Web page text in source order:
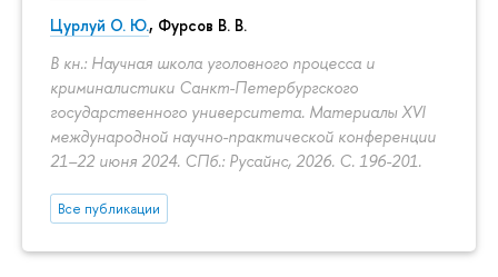
Цурлуй О. Ю., Фурсов В. В.
В кн.: Научная школа уголовного процесса и
криминалистики Санкт-Петербургского
государственного университета. Материалы XVI
международной научно-практической конференции
21–22 июня 2024. СПб.: Русайнс, 2026. С. 196-201.
Все публикации